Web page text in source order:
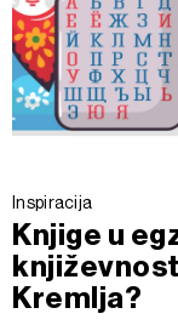
Inspiracija
Knjige u
Kremlja?